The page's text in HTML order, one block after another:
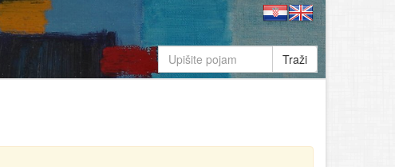
Traži